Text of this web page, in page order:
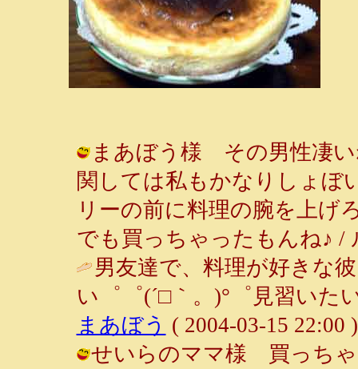
まあぼう様 その男性凄い
関しては私もかなりしょぼ
リーの前に料理の腕を上げ
でも買っちゃったもんね♪ /
男友達で、料理が好きな
い゜゜(´□｀。)°゜見習いた
まあぼう ( 2004-03-15 22:00 )
せいらのママ様 買っちゃ